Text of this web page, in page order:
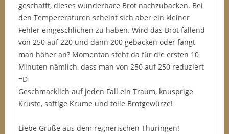
geschafft, dieses wunderbare Brot nachzubacken. Bei
den Tempereraturen scheint sich aber ein kleiner
Fehler eingeschlichen zu haben. Wird das Brot fallend
von 250 auf 220 und dann 200 gebacken oder fängt
man höher an? Momentan steht da für die ersten 10
Minuten nämlich, dass man von 250 auf 250 reduziert
=D
Geschmacklich auf jeden Fall ein Traum, knusprige
Kruste, saftige Krume und tolle Brotgewürze!
Liebe Grüße aus dem regnerischen Thüringen!